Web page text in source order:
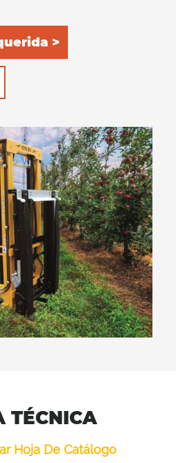
. It can block boxes of
hydraulic shifter
for 2nd and 3rd bins,
at any height,
attachments, self-
on the frame and
>
TÉCNICA
Hoja De Catálogo